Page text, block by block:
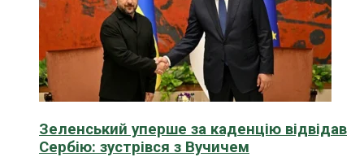
Зеленський уперше за каденцію відвідав
Сербію: зустрівся з Вучичем